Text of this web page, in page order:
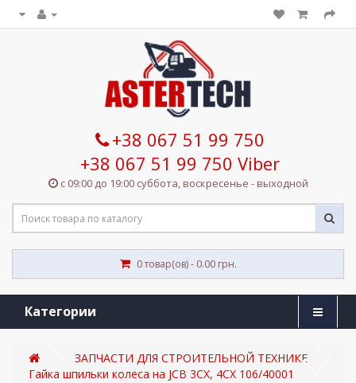
+38 067 51 99 750
+38 067 51 99 750 Viber
с 09:00 до 19:00 суббота, воскресенье - выходной
0 товар(ов) - 0.00 грн.
Категории
ЗАПЧАСТИ ДЛЯ СТРОИТЕЛЬНОЙ ТЕХНИКЕ
Гайка шпильки колеса на JCB 3CX, 4CX 106/40001